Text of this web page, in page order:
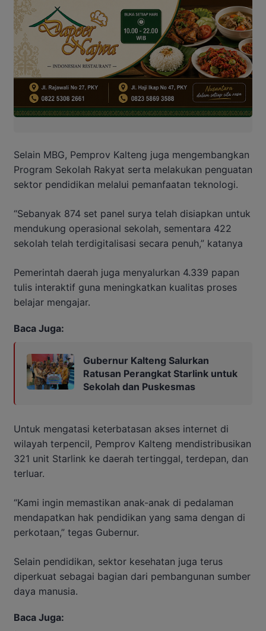
Selain MBG, Pemprov Kalteng juga mengembangkan
Program Sekolah Rakyat serta melakukan penguatan
sektor pendidikan melalui pemanfaatan teknologi.
“Sebanyak 874 set panel surya telah disiapkan untuk
mendukung operasional sekolah, sementara 422
sekolah telah terdigitalisasi secara penuh,” katanya
Pemerintah daerah juga menyalurkan 4.339 papan
tulis interaktif guna meningkatkan kualitas proses
belajar mengajar.
Baca Juga:
Gubernur Kalteng Salurkan
Ratusan Perangkat Starlink untuk
Sekolah dan Puskesmas
Untuk mengatasi keterbatasan akses internet di
wilayah terpencil, Pemprov Kalteng mendistribusikan
321 unit Starlink ke daerah tertinggal, terdepan, dan
terluar.
“Kami ingin memastikan anak-anak di pedalaman
mendapatkan hak pendidikan yang sama dengan di
perkotaan,” tegas Gubernur.
Selain pendidikan, sektor kesehatan juga terus
diperkuat sebagai bagian dari pembangunan sumber
daya manusia.
Baca Juga: